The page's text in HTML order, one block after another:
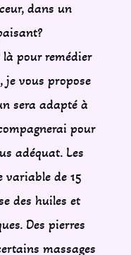
dans un
là pour remédier
je vous propose
sera adapté à
pour
adéquat. Les
variable de 15
des huiles et
Des pierres
massages